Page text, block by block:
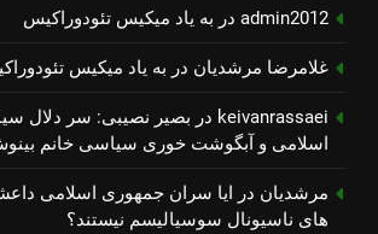
admin2012 در به یاد میكیس تئودوراكیس
غلامرضا مرشدیان در به یاد میكیس
keivanrassaei در بصیر نصیبی: سر دلال
اسلامی و آبگوشت خوری سیاسی خانم
مرشدیان در ایا سران جمهوری اسلامی
های ناسیونال سوسیالیسم نیستند؟